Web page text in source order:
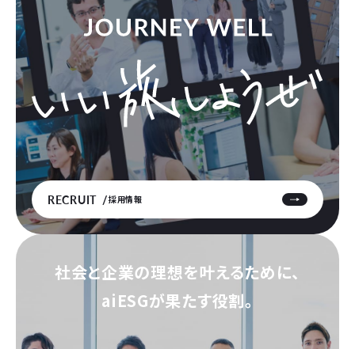
RECRUIT 採用情報
社会と企業の理想を叶えるために、
aiESGが果たす役割。